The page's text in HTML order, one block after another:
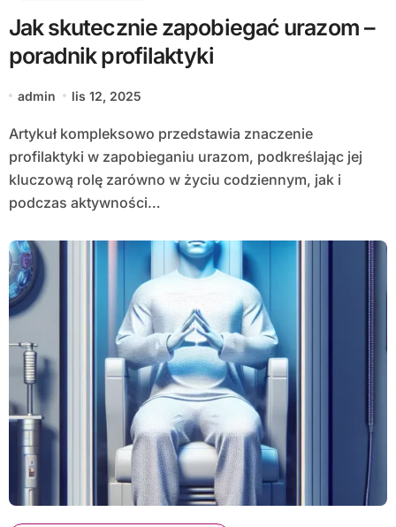
Jak skutecznie zapobiegać urazom –
poradnik profilaktyki
admin lis 12, 2025
Artykuł kompleksowo przedstawia znaczenie
profilaktyki w zapobieganiu urazom, podkreślając jej
kluczową rolę zarówno w życiu codziennym, jak i
podczas aktywności…